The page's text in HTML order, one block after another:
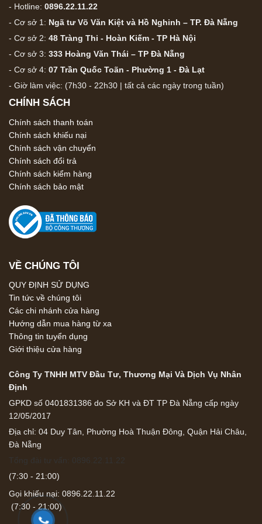
- Hotline: 0896.22.11.22
- Cơ sở 1: Ngã tư Võ Văn Kiệt và Hồ Nghinh – TP. Đà Nẵng
- Cơ sở 2: 48 Tràng Thi - Hoàn Kiếm - TP Hà Nội
- Cơ sở 3: 333 Hoàng Văn Thái – TP Đà Nẵng
- Cơ sở 4: 07 Trần Quốc Toãn - Phường 1 - Đà Lạt
- Giờ làm việc: (7h30 - 22h30 | tất cả các ngày trong tuần)
CHÍNH SÁCH
Chính sách thanh toán
Chính sách khiếu nại
Chính sách vận chuyển
Chính sách đổi trả
Chính sách kiểm hàng
Chính sách bảo mật
VỀ CHÚNG TÔI
QUY ĐỊNH SỬ DỤNG
Tin tức về chúng tôi
Các chi nhánh cửa hàng
Hướng dẫn mua hàng từ xa
Thông tin tuyển dụng
Giới thiệu cửa hàng
Công Ty TNHH MTV Đầu Tư, Thương Mại Và Dịch Vụ Nhân
Định
GPKD số 0401831386 do Sở KH và ĐT TP Đà Nẵng cấp ngày
12/05/2017
Địa chỉ: 04 Duy Tân, Phường Hoà Thuận Đông, Quận Hải Châu,
Đà Nẵng
Tổng đài tư vấn: 0896.22.11.22
(7:30 - 21:00)
Gọi khiếu nại: 0896.22.11.22
(7:30 - 21:00)